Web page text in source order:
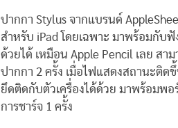
ปากกา Stylus จากแบรนด์
สำหรับ iPad โดยเฉพาะ มาพร้อมกับฟั
ด้วยได้ เหมือน Apple Pencil เลย สา
ปากกา 2 ครั้ง เมื่อไฟแสดงสถานะติด
ยึดติดกับตัวเครื่องได้ด้วย มาพร้อมพอ
การชาร์จ 1 ครั้ง